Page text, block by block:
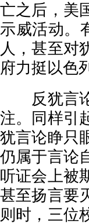
亡之后，美
示威活动。
人，甚至对
府力挺以色
反犹言论
注。同样引
犹言论睁只
仍属于言论
听证会上被
甚至扬言要
则时，三位